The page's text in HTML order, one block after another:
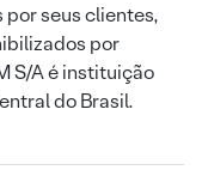
seus clientes,
por
S/A é instituição
do Brasil.